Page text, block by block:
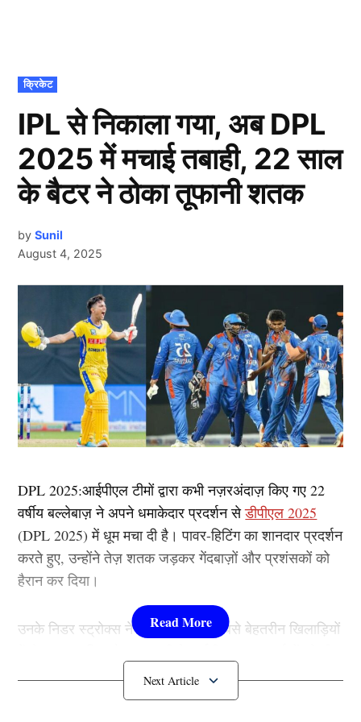
POSTED
IN
क्रिकेट
IPL से निकाला गया, अब DPL
2025 में मचाई तबाही, 22 साल
के बैटर ने ठोका तूफानी शतक
by Sunil
August 4, 2025
DPL 2025:आईपीएल टीमों द्वारा कभी नज़रअंदाज़ किए गए 22
वर्षीय बल्लेबाज़ ने अपने धमाकेदार प्रदर्शन सेडीपीएल 2025
(DPL 2025) में धूम मचा दी है। पावर-हिटिंग का शानदार प्रदर्शन
करते हुए, उन्होंने तेज़ शतक जड़कर गेंदबाज़ों और प्रशंसकों को
हैरान कर दिया।
उनके निडर स्ट्रोक्स ने उन्हें टूर्नामेंट के सबसे बेहतरीन खिलाड़ियों
एक कड़ा संदेश दिया है…………..